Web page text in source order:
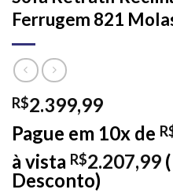
Ferrugem 821
R$2.399,99
Pague em 10x de
à vista R$2.207,99
Desconto)